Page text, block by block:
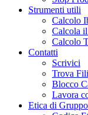
Strumenti utili
Calcolo
Calcola
Calcolo
Contatti
Scrivici
Trova
Blocco
Lavora
Etica di